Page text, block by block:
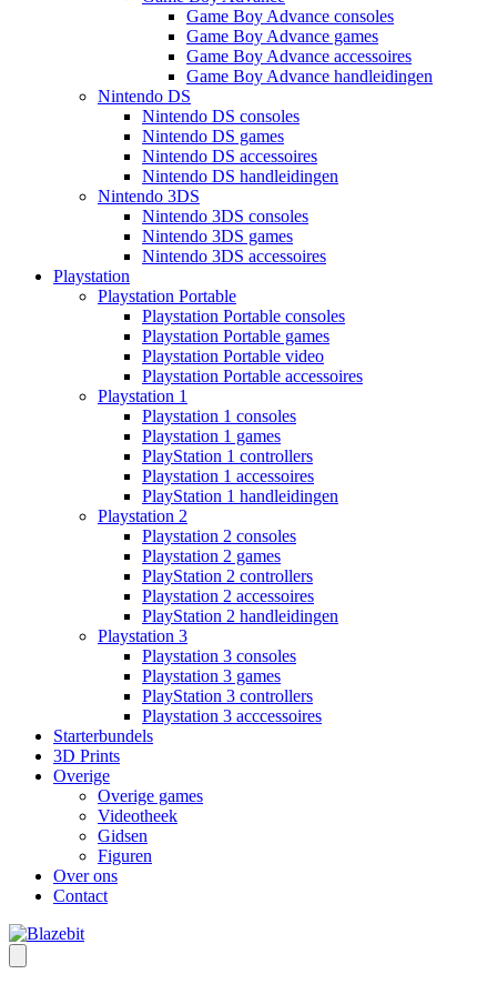
Game Boy Advance consoles
Game Boy Advance games
Game Boy Advance accessoires
Game Boy Advance handleidingen
Nintendo DS
Nintendo DS consoles
Nintendo DS games
Nintendo DS accessoires
Nintendo DS handleidingen
Nintendo 3DS
Nintendo 3DS consoles
Nintendo 3DS games
Nintendo 3DS accessoires
Playstation
Playstation Portable
Playstation Portable consoles
Playstation Portable games
Playstation Portable video
Playstation Portable accessoires
Playstation 1
Playstation 1 consoles
Playstation 1 games
PlayStation 1 controllers
Playstation 1 accessoires
PlayStation 1 handleidingen
Playstation 2
Playstation 2 consoles
Playstation 2 games
PlayStation 2 controllers
Playstation 2 accessoires
PlayStation 2 handleidingen
Playstation 3
Playstation 3 consoles
Playstation 3 games
PlayStation 3 controllers
Playstation 3 acccessoires
Starterbundels
3D Prints
Overige
Overige games
Videotheek
Gidsen
Figuren
Over ons
Contact